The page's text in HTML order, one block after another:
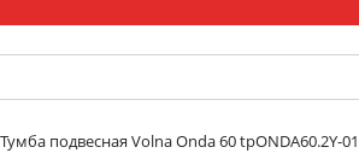
Тумба подвесная Volna Onda 60 tpONDA60.2Y-